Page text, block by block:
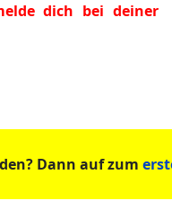
dich bei deiner
Dann auf zum